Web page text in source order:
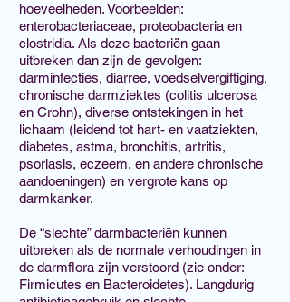
hoeveelheden. Voorbeelden:
enterobacteriaceae, proteobacteria en
clostridia. Als deze bacteriën gaan
uitbreken dan zijn de gevolgen:
darminfecties, diarree, voedselvergiftiging,
chronische darmziektes (colitis ulcerosa
en Crohn), diverse ontstekingen in het
lichaam (leidend tot hart- en vaatziekten,
diabetes, astma, bronchitis, artritis,
psoriasis, eczeem, en andere chronische
aandoeningen) en vergrote kans op
darmkanker.
De “slechte” darmbacteriën kunnen
uitbreken als de normale verhoudingen in
de darmflora zijn verstoord (zie onder:
Firmicutes en Bacteroidetes). Langdurig